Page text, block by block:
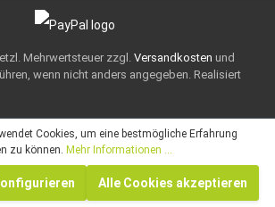
Mehrwertsteuer zzgl. Versandkosten und
wenn nicht anders angegeben. Realisiert
Cookies, um eine bestmögliche Erfahrung
zu können. Mehr Informationen ...
Alle Cookies akzeptieren